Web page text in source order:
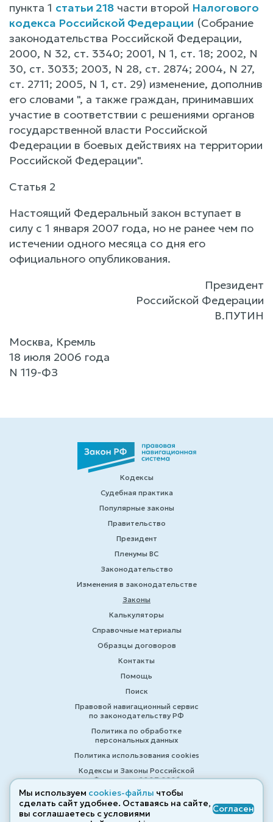
пункта 1 статьи 218 части второй Налогового
кодекса Российской Федерации (Собрание
законодательства Российской Федерации,
2000, N 32, ст. 3340; 2001, N 1, ст. 18; 2002, N
30, ст. 3033; 2003, N 28, ст. 2874; 2004, N 27,
ст. 2711; 2005, N 1, ст. 29) изменение, дополнив
его словами ", а также граждан, принимавших
участие в соответствии с решениями органов
государственной власти Российской
Федерации в боевых действиях на территории
Российской Федерации".
Статья 2
Настоящий Федеральный закон вступает в
силу с 1 января 2007 года, но не ранее чем по
истечении одного месяца со дня его
официального опубликования.
Президент
Российской Федерации
В.ПУТИН
Москва, Кремль
18 июля 2006 года
N 119-ФЗ
Кодексы
Судебная практика
Популярные законы
Правительство
Президент
Пленумы ВС
Законодательство
Изменения в законодательстве
Законы
Калькуляторы
Справочные материалы
Образцы договоров
Контакты
Помощь
Поиск
Правовой навигационный сервис
по законодательству РФ
Политика по обработке
персональных данных
Политика использования cookies
Кодексы и Законы Российской
Федерации 2007-2026
© ZAKONRF.INFO
Мы используем cookies-файлы чтобы
сделать сайт удобнее. Оставаясь на сайте,
вы соглашаетесь с условиями
Согласен